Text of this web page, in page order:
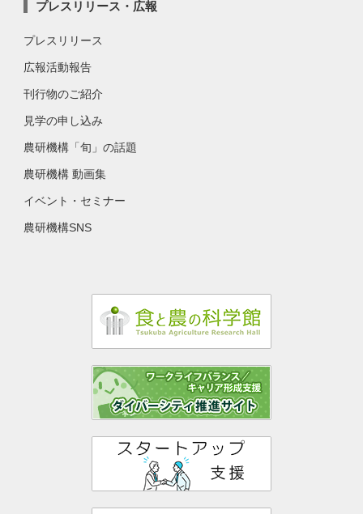
プレスリリース・広報
プレスリリース
広報活動報告
刊行物のご紹介
見学の申し込み
農研機構「旬」の話題
農研機構 動画集
イベント・セミナー
農研機構SNS